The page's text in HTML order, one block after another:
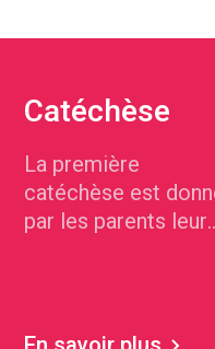
Catéchèse
La première
catéchèse est
par les parents leur